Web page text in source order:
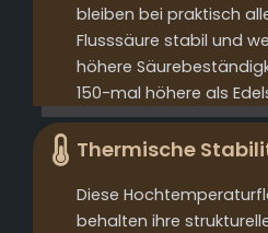
bleiben bei praktisch
Flusssäure stabil und
höhere
150-mal höhere als
Thermische
Diese
behalten ihre